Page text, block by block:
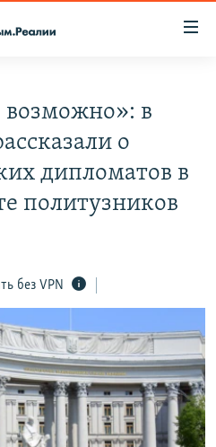
возможно»: в
о
дипломатов в
политузников
без VPN